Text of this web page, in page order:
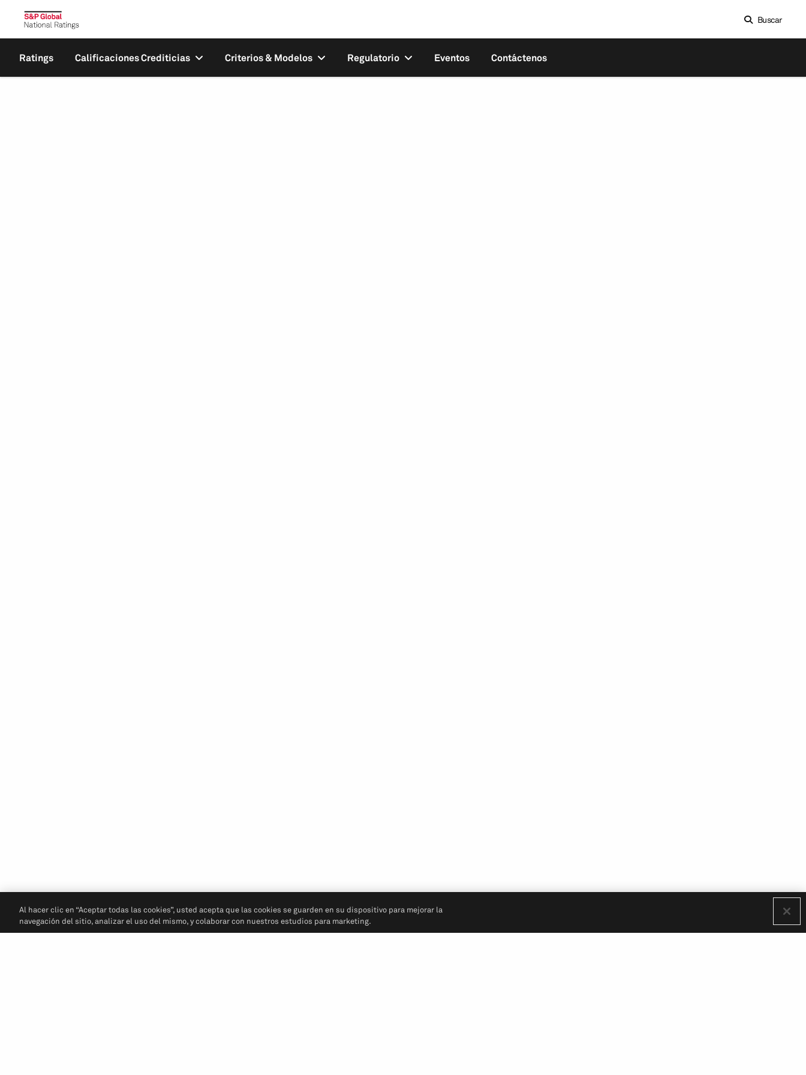
Buscar
Ratings Calificaciones Crediticias Criterios & Modelos Regulatorio Eventos Contáctenos
Al hacer clic en “Aceptar todas las cookies”, usted acepta que las cookies se guarden en su dispositivo para mejorar la
navegación del sitio, analizar el uso del mismo, y colaborar con nuestros estudios para marketing.